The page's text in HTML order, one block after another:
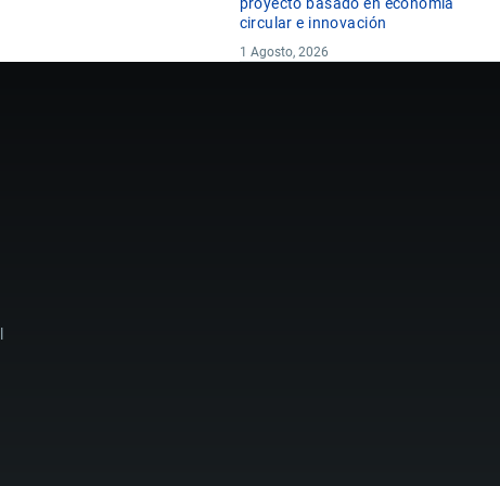
proyecto basado en economía
circular e innovación
1 Agosto, 2026